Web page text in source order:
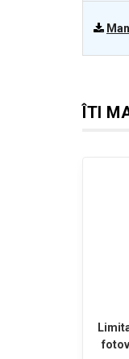
ÎTI